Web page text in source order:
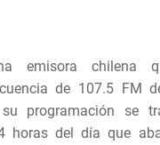
emisora chilena
de 107.5 FM
programación se
horas del día que